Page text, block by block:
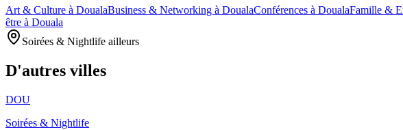
Art & Culture à DoualaBusiness & Networking à DoualaConférences à DoualaFamille &
être à Douala
Soirées & Nightlife ailleurs
D'autres villes
DOU
Soirées & Nightlife